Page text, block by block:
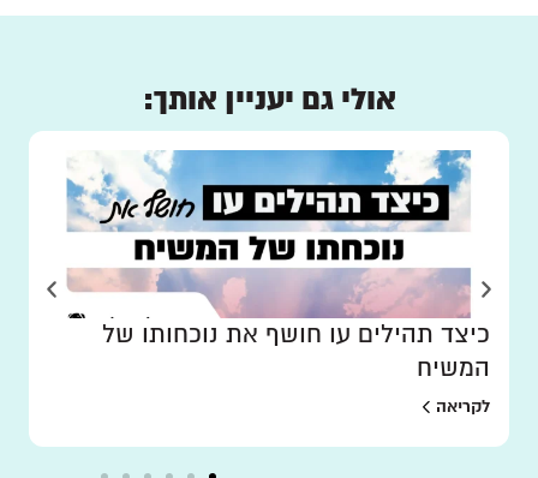
אולי גם יעניין אותך:
כיצד תהילים עו חושף את נוכחותו של
המשיח
לקריאה